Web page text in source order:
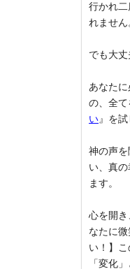
行かれ二
れません
でも大丈
あなた
の、全て
い 』を
神の声
い、真
ます。
心を開
なたに
い！】
「変化